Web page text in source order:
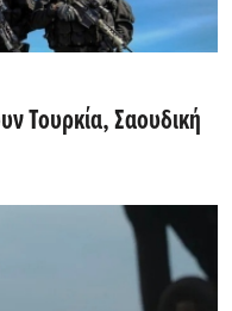
Τουρκία, Σαουδική